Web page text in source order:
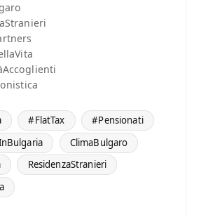
#FlatTax
#Pensionati
ClimaBulgaro
ResidenzaStranieri